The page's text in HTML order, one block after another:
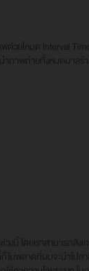
ยโหมด Interval
าพถ่ายทั้งหมดมาสร้
ดยเราสามารถสังเก
ก็ไม่พลาดที่ผมจะนำไ